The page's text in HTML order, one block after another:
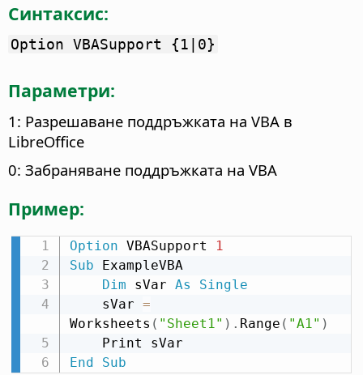
Синтаксис:
Option VBASupport {1|0}
Параметри:
1: Разрешаване поддръжката на VBA в
LibreOffice
0: Забраняване поддръжката на VBA
Пример:
Option VBASupport
1
Sub ExampleVBA
Dim sVar As
Single
    sVar
=
Worksheets ( "Sheet1" ) . Range ( "A1" )
End
Sub